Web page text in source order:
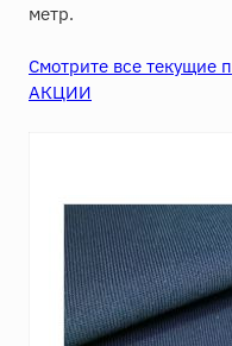
метр.
Смотрите все текущие п
АКЦИИ